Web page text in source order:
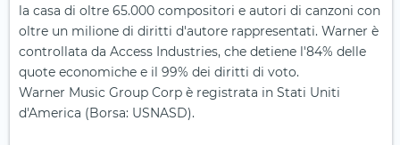
la casa di oltre 65.000 compositori e autori di canzoni con
oltre un milione di diritti d'autore rappresentati. Warner è
controllata da Access Industries, che detiene l'84% delle
quote economiche e il 99% dei diritti di voto.
Warner Music Group Corp è registrata in Stati Uniti
d'America (Borsa: USNASD).